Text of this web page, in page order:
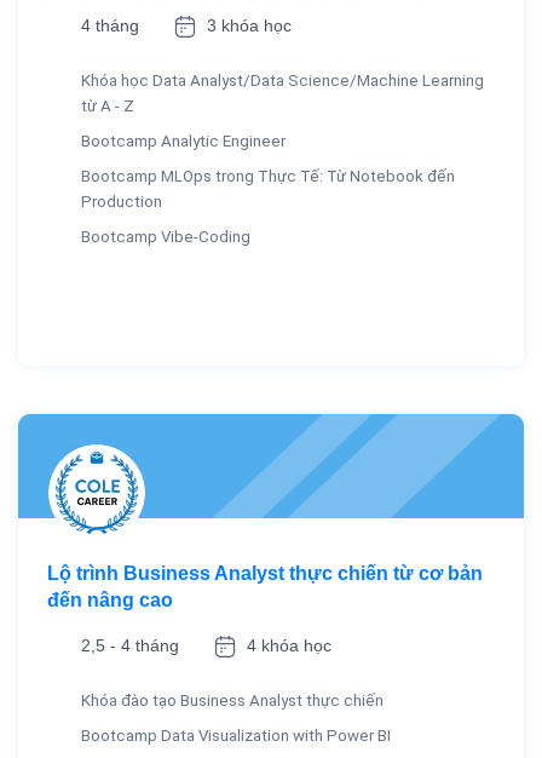
4 tháng 3 khóa học
Khóa học Data Analyst/Data Science/Machine Learning
từ A - Z
Bootcamp Analytic Engineer
Bootcamp MLOps trong Thực Tế: Từ Notebook đến
Production
Bootcamp Vibe-Coding
Lộ trình Business Analyst thực chiến từ cơ bản
đến nâng cao
2,5 - 4 tháng 4 khóa học
Khóa đào tạo Business Analyst thực chiến
Bootcamp Data Visualization with Power BI